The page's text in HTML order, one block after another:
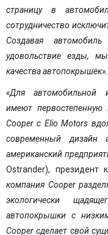
страницу в
сотрудничество
Создавая
удовольствие езды,
качества автопокрышек».
«Для автомобильной
имеют первостепенную
Cooper с Elio Motors
современный
американский
Ostrander), президент
компания Cooper
экологически
автопокрышки с
Cooper сделает свой